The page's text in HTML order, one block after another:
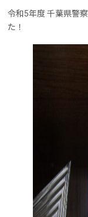
令和5年度 千葉県警
た！